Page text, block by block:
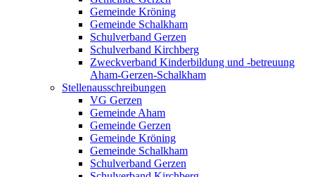
Gemeinde Kröning
Gemeinde Schalkham
Schulverband Gerzen
Schulverband Kirchberg
Zweckverband Kinderbildung und -betreuung
Aham-Gerzen-Schalkham
Stellenausschreibungen
VG Gerzen
Gemeinde Aham
Gemeinde Gerzen
Gemeinde Kröning
Gemeinde Schalkham
Schulverband Gerzen